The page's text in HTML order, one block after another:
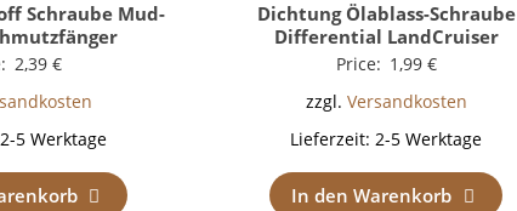
Schraube Mud-
2,39 €
2-5 Werktage
Dichtung Ölablass-Schraube
Differential LandCruiser
Price: 1,99 €
zzgl. Versandkosten
Lieferzeit:2-5 Werktage
In den Warenkorb